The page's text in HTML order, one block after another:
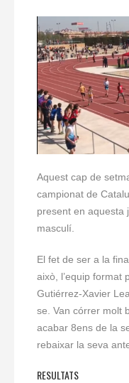
Aquest cap de
campionat de
present en aquesta
masculí.
El fet de ser a la
això, l’equip format
Gutiérrez-Xavier
se. Van córrer molt
acabar 8ens de la
rebaixar la seva
RESULTATS